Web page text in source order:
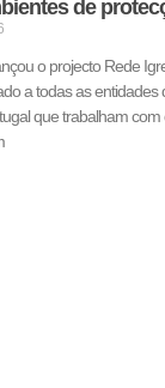
de
o projecto Rede
a todas as entidades
que trabalham